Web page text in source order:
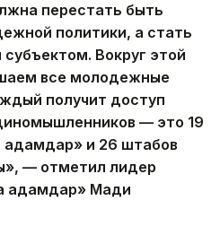
перестать быть
политики, а стать
Вокруг этой
все молодежные
получит доступ
— это 19
адамдар» и 26 штабов
— отметил лидер
адамдар» Мади